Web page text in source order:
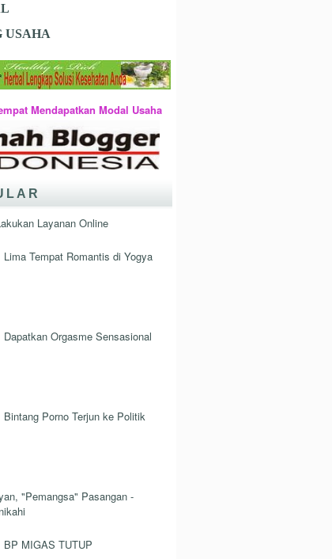
USAHA
Mendapatkan Modal Usaha
Layanan Online
Lima Tempat Romantis di Yogya
Dapatkan Orgasme Sensasional
Bintang Porno Terjun ke Politik
"Pemangsa" Pasangan -
BP MIGAS TUTUP